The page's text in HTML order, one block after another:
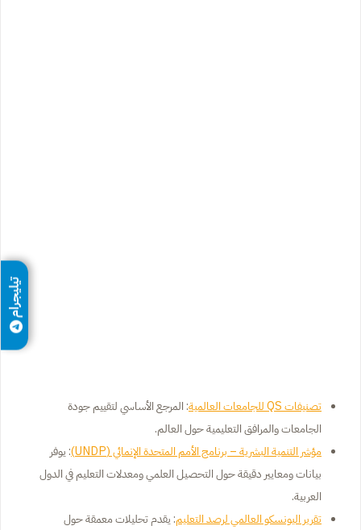
تصنيفات QS للجامعات العالمية
: المرجع الأساسي لتقييم جودة
الجامعات والمرافق التعليمية حول العالم.
مؤشر التنمية البشرية – برنامج الأمم المتحدة الإنمائي (UNDP)
: يوفر
بيانات ومعايير دقيقة حول التحصيل العلمي ومعدلات التعليم في الدول
العربية.
تقرير اليونسكو العالمي لرصد التعليم: يقدم تحليلات معمقة حول
تيليجرام